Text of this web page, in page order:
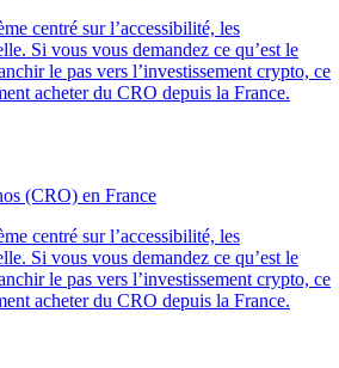
centré sur l’accessibilité, les
Si vous vous demandez ce qu’est le
le pas vers l’investissement crypto, ce
acheter du CRO depuis la France.
(CRO) en France
centré sur l’accessibilité, les
Si vous vous demandez ce qu’est le
le pas vers l’investissement crypto, ce
acheter du CRO depuis la France.